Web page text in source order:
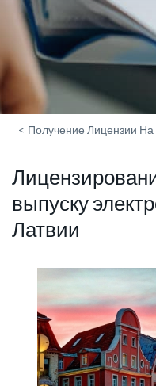
< Получение Лицензии
выпуску
Латвии